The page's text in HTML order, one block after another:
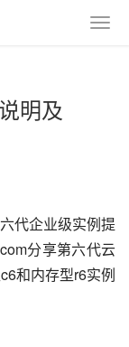
明及
代企业级实例提
分享第六代云
和内存型r6实例